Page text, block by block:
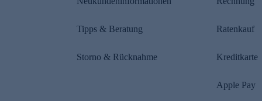
Tipps & Beratung
Storno & Rücknahme
Ratenkauf
Kreditkarte
Apple Pay